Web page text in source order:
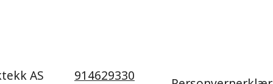
AS
914629330